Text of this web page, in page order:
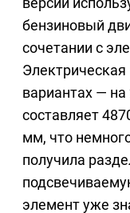
бензиновый
сочетании с
вариантах —
составляет
мм, что
получила
элемент уже